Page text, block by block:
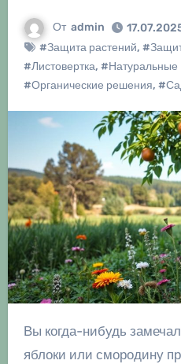
От admin
#Защита растений,
#Листовертка, #Натуральные
#Органические решения,
Вы когда-нибудь замечали, как приятно собирать
яблоки или смородину